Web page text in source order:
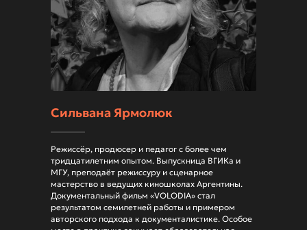
Сильвана Ярмолюк
Режиссёр, продюсер и педагог с более чем
тридцатилетним опытом. Выпускница ВГИКа и
МГУ, преподаёт режиссуру и сценарное
мастерство в ведущих киношколах Аргентины.
Документальный фильм «VOLODIA» стал
результатом семилетней работы и примером
авторского подхода к документалистике. Особое
Партнеры